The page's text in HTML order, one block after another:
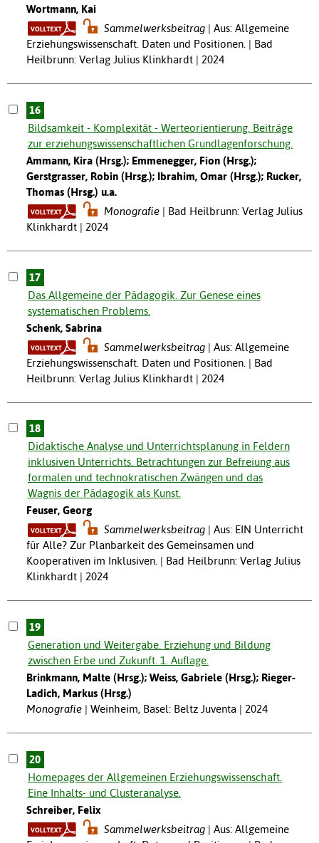
Wortmann, Kai
Sammelwerksbeitrag
Aus: Allgemeine
Erziehungswissenschaft. Daten und Positionen. | Bad
Heilbrunn: Verlag Julius Klinkhardt | 2024
16
Bildsamkeit - Komplexität - Werteorientierung. Beiträge
zur erziehungswissenschaftlichen Grundlagenforschung.
Ammann, Kira (Hrsg.); Emmenegger, Fion (Hrsg.);
Gerstgrasser, Robin (Hrsg.); Ibrahim, Omar (Hrsg.); Rucker,
Thomas (Hrsg.) u.a.
Monografie
Bad Heilbrunn: Verlag Julius
Klinkhardt | 2024
17
Das Allgemeine der Pädagogik. Zur Genese eines
systematischen Problems.
Schenk, Sabrina
Sammelwerksbeitrag
Aus: Allgemeine
Erziehungswissenschaft. Daten und Positionen. | Bad
Heilbrunn: Verlag Julius Klinkhardt | 2024
18
Didaktische Analyse und Unterrichtsplanung in Feldern
inklusiven Unterrichts. Betrachtungen zur Befreiung aus
formalen und technokratischen Zwängen und das
Wagnis der Pädagogik als Kunst.
Feuser, Georg
Sammelwerksbeitrag
Aus: EIN Unterricht
für Alle? Zur Planbarkeit des Gemeinsamen und
Kooperativen im Inklusiven. | Bad Heilbrunn: Verlag Julius
Klinkhardt | 2024
19
Generation und Weitergabe. Erziehung und Bildung
zwischen Erbe und Zukunft. 1. Auflage.
Brinkmann, Malte (Hrsg.); Weiss, Gabriele (Hrsg.); Rieger-
Ladich, Markus (Hrsg.)
Monografie
Weinheim, Basel: Beltz Juventa | 2024
20
Homepages der Allgemeinen Erziehungswissenschaft.
Eine Inhalts- und Clusteranalyse.
Schreiber, Felix
Sammelwerksbeitrag
Aus: Allgemeine